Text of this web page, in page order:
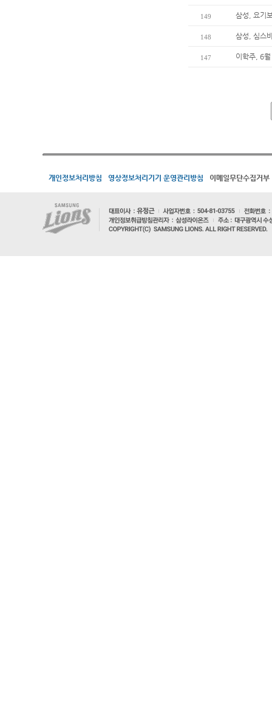
149 삼성, 요기
148 삼성, 심스
147 이학주, 6
개인정보처리방침 영상정보처리기기 운영관리방침 이메일무단수집거부